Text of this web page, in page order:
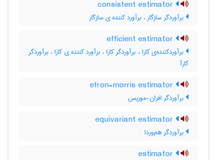
برآوردگر سازگار ، برآورد کننده ی سازگار
برآوردکننده‌ی کارا ، برآوردگر کارا ، برآورد کننده ی کارا ، برآوردگر
کارآ
برآوردگر افران-موریس
برآوردگر هم‌وردا